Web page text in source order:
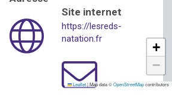
+
−
Leaflet|Map data ©OpenStreetMapcontributors
Site internet
https://lesreds-
natation.fr